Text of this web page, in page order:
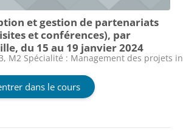
et gestion de partenariats
et conférences), par
du 15 au 19 janvier 2024
M2 Spécialité : Management des projets
dans le cours